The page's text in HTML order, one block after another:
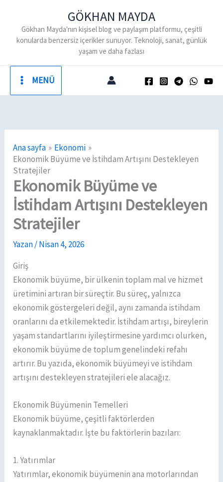
GÖKHAN MAYDA
Gökhan Mayda'nın kişisel blog ve paylaşım platformu, çeşitli
konularda benzersiz içerikler sunuyor. Teknoloji, sanat, günlük
yaşam ve daha fazlası
MENÜ
Ana sayfa
Ekonomi
Ekonomik Büyüme ve İstihdam Artışını Destekleyen
Stratejiler
Ekonomik Büyüme ve
İstihdam Artışını Destekleyen
Stratejiler
Yazan/Nisan 4, 2026
Giriş
Ekonomik büyüme, bir ülkenin toplam mal ve hizmet
üretimini artıran bir süreçtir. Bu süreç, yalnızca
ekonomik göstergeleri değil, aynı zamanda istihdam
oranlarını da etkilemektedir. İstihdam artışı, bireylerin
yaşam standartlarını iyileştirmesine yardımcı olurken,
ekonomik büyüme de toplum genelindeki refahı
artırır. Bu yazıda, ekonomik büyümeyi ve istihdam
artışını destekleyen stratejileri ele alacağız.
Ekonomik Büyümenin Temelleri
Ekonomik büyüme, çeşitli faktörlerden
kaynaklanmaktadır. İşte bu faktörlerin bazıları:
1. Yatırımlar
Yatırımlar, ekonomik büyümenin ana motorlarından